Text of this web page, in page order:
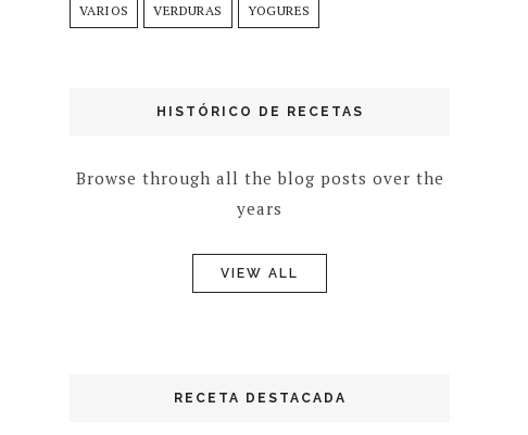
VARIOS VERDURAS YOGURES
HISTÓRICO DE RECETAS
Browse through all the blog posts over the
years
VIEW ALL
RECETA DESTACADA